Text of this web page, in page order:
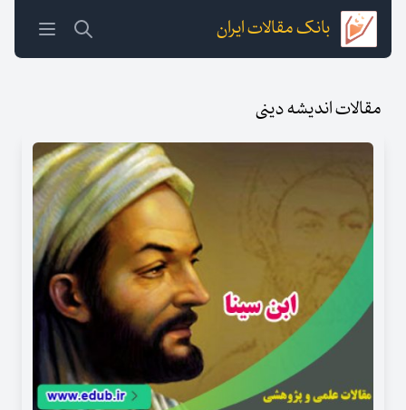
بانک مقالات ایران
مقالات اندیشه دینی